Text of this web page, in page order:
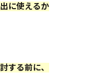
に使えるか
する前に、